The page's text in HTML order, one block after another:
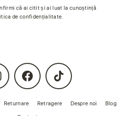
că ai citit și ai luat la cunoștință
de confidențialitate.
Instagram Facebook TikTok
Returnare Retragere Despre noi
Blog